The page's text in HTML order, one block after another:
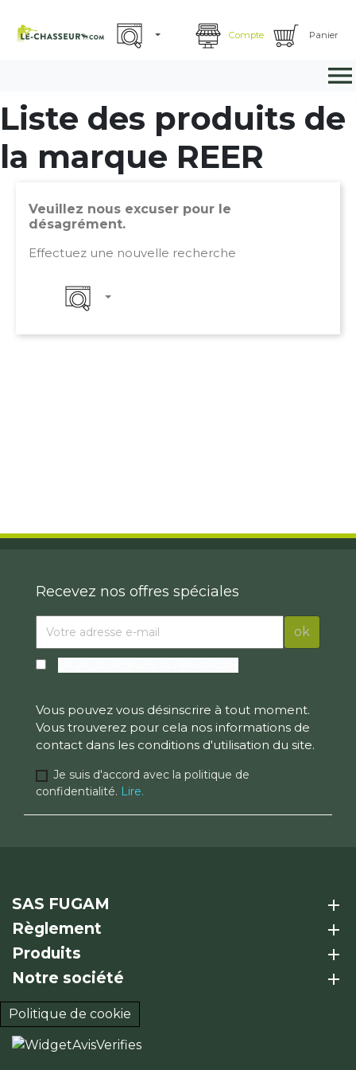
Compte Panier

Liste des produits de
la marque REER
Veuillez nous excuser pour le
désagrément.
Effectuez une nouvelle recherche
Recevez nos offres spéciales
Vous pouvez vous désinscrire à tout moment.
Vous trouverez pour cela nos informations de
contact dans les conditions d'utilisation du site.
Je suis d'accord avec la politique de
confidentialité. Lire.
SAS FUGAM
add
Règlement
add
Produits
add
Notre société
add
Politique de cookie